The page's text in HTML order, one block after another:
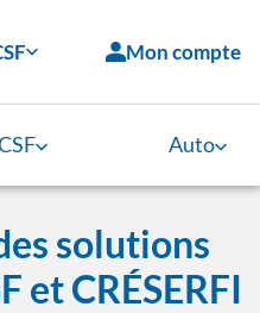
Mon compte
Auto
solutions
et CRÉSERFI